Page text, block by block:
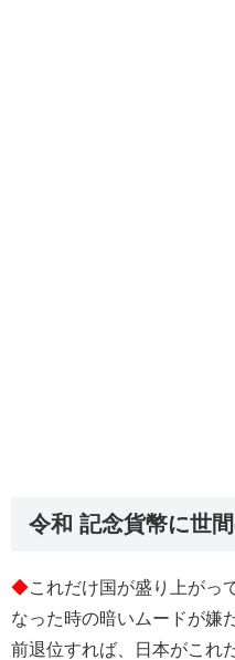
令和 記念貨幣に世
◆これだけ国が盛り上がっ
なった時の暗いムードが嫌
前退位すれば、日本がこれ